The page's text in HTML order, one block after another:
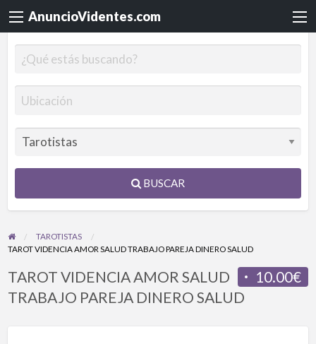
AnuncioVidentes.com
BUSCAR
TAROTISTAS
TAROT VIDENCIA AMOR SALUD TRABAJO PAREJA DINERO SALUD
10.00€
TAROT VIDENCIA AMOR SALUD
TRABAJO PAREJA DINERO SALUD